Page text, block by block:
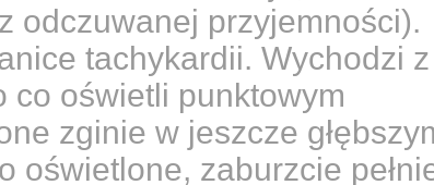
odczuwanej przyjemności).
tachykardii. Wychodzi z
co oświetli punktowym
zginie w jeszcze
oświetlone, zaburzcie